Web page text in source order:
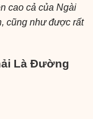
cao cả của Ngài
cũng như được rất
Là Đường